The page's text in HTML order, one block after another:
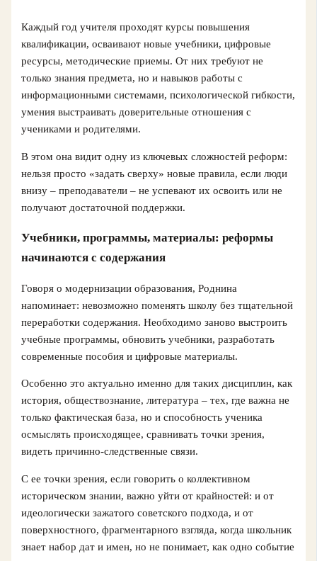
Каждый год учителя проходят курсы повышения
квалификации, осваивают новые учебники, цифровые
ресурсы, методические приемы. От них требуют не
только знания предмета, но и навыков работы с
информационными системами, психологической гибкости,
умения выстраивать доверительные отношения с
учениками и родителями.
В этом она видит одну из ключевых сложностей реформ:
нельзя просто «задать сверху» новые правила, если люди
внизу – преподаватели – не успевают их освоить или не
получают достаточной поддержки.
Учебники, программы, материалы: реформы
начинаются с содержания
Говоря о модернизации образования, Роднина
напоминает: невозможно поменять школу без тщательной
переработки содержания. Необходимо заново выстроить
учебные программы, обновить учебники, разработать
современные пособия и цифровые материалы.
Особенно это актуально именно для таких дисциплин, как
история, обществознание, литература – тех, где важна не
только фактическая база, но и способность ученика
осмыслять происходящее, сравнивать точки зрения,
видеть причинно-следственные связи.
С ее точки зрения, если говорить о коллективном
историческом знании, важно уйти от крайностей: и от
идеологически зажатого советского подхода, и от
поверхностного, фрагментарного взгляда, когда школьник
знает набор дат и имен, но не понимает, как одно событие